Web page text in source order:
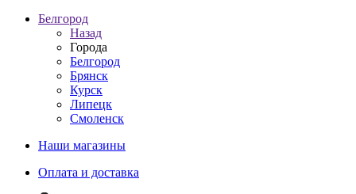
Белгород
Назад
Города
Белгород
Брянск
Курск
Липецк
Смоленск
Наши магазины
Оплата и доставка